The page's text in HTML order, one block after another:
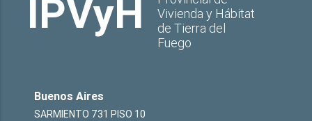
IPVyH
Vivienda y Hábitat
de Tierra del
Fuego
Buenos Aires
SARMIENTO 731 PISO 10